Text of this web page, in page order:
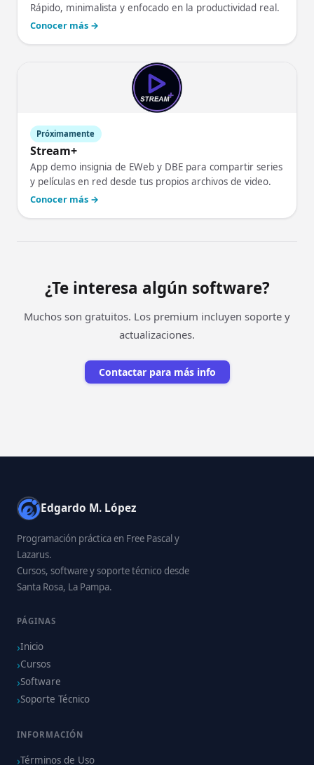
Rápido, minimalista y enfocado en la productividad real.
Conocer más →
Próximamente
Stream+
App demo insignia de EWeb y DBE para compartir series
y películas en red desde tus propios archivos de video.
Conocer más →
¿Te interesa algún software?
Muchos son gratuitos. Los premium incluyen soporte y
actualizaciones.
Contactar para más info
Edgardo M. López
Programación práctica en Free Pascal y
Lazarus.
Cursos, software y soporte técnico desde
Santa Rosa, La Pampa.
PÁGINAS
Inicio
Cursos
Software
Soporte Técnico
INFORMACIÓN
Términos de Uso